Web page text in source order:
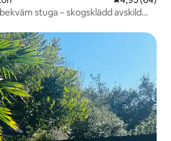
stuga – skogsklädd avskild